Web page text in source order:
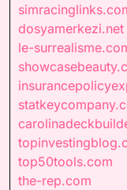
dosyamerkezi.net
le-
top50tools.com
the-rep.com